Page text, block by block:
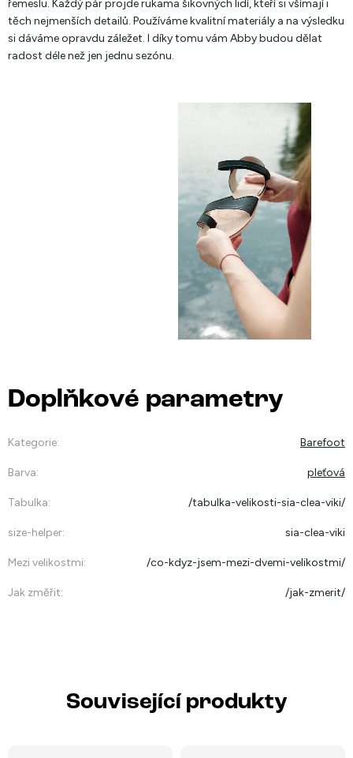
řemeslu. Každý pár projde rukama šikovných lidí, kteří si všímají i
těch nejmenších detailů. Používáme kvalitní materiály a na výsledku
si dáváme opravdu záležet. I díky tomu vám Abby budou dělat
radost déle než jen jednu sezónu.
Doplňkové parametry
Kategorie: Barefoot
Barva: pleťová
Tabulka: /tabulka-velikosti-sia-clea-viki/
size-helper: sia-clea-viki
Mezi velikostmi: /co-kdyz-jsem-mezi-dvemi-velikostmi/
Jak změřit: /jak-zmerit/
Související produkty